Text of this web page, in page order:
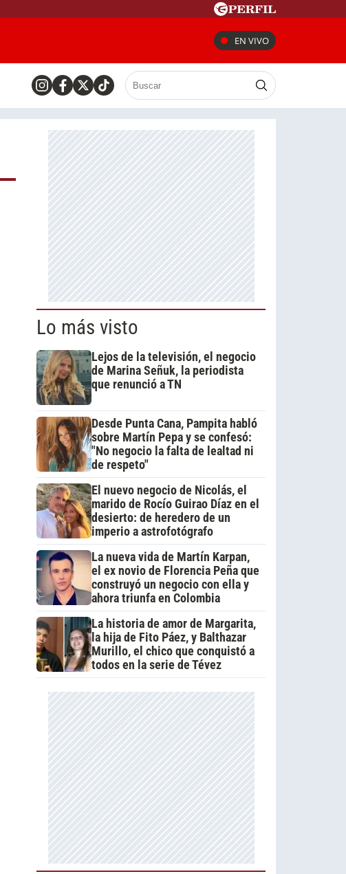
EN VIVO
Lo más visto
Lejos de la televisión, el negocio
de Marina Señuk, la periodista
que renunció a TN
Desde Punta Cana, Pampita habló
sobre Martín Pepa y se confesó:
"No negocio la falta de lealtad ni
de respeto"
El nuevo negocio de Nicolás, el
marido de Rocío Guirao Díaz en el
desierto: de heredero de un
imperio a astrofotógrafo
La nueva vida de Martín Karpan,
el ex novio de Florencia Peña que
construyó un negocio con ella y
ahora triunfa en Colombia
La historia de amor de Margarita,
la hija de Fito Páez, y Balthazar
Murillo, el chico que conquistó a
todos en la serie de Tévez